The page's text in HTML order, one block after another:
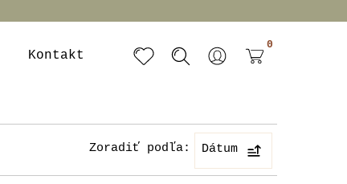
Kontakt
0
Zoradiť podľa: Dátum